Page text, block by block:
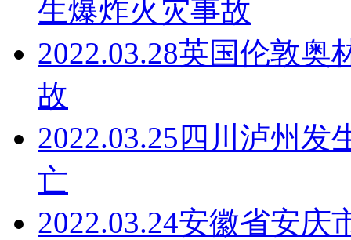
生爆炸火灾事故
2022.03.28英国伦敦奥
故
2022.03.25 四川泸州发
亡
2022.03.24安徽省安庆